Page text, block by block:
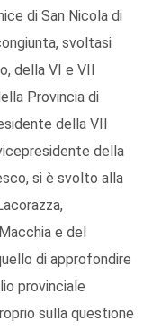
di San Nicola di
svoltasi
della VI e VII
Provincia di
della VII
della
si è svolto alla
e del
di approfondire
provinciale
sulla questione